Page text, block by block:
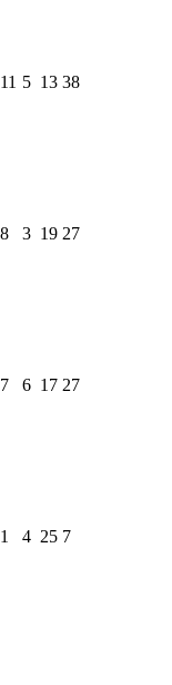
11 5 13 38
8 3 19 27
7 6 17 27
1 4 25 7